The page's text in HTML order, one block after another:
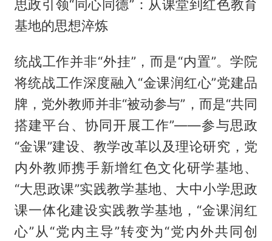
思政引领“同心同德”：从课堂到红色教育
基地的思想淬炼
统战工作并非“外挂”，而是“内置”。学院
将统战工作深度融入“金课润红心”党建品
牌，党外教师并非“被动参与”，而是“共同
搭建平台、协同开展工作”——参与思政
“金课”建设、教学改革以及理论研究，党
内外教师携手新增红色文化研学基地、
“大思政课”实践教学基地、大中小学思政
课一体化建设实践教学基地，“金课润红
心”从“党内主导”转变为“党内外共同创